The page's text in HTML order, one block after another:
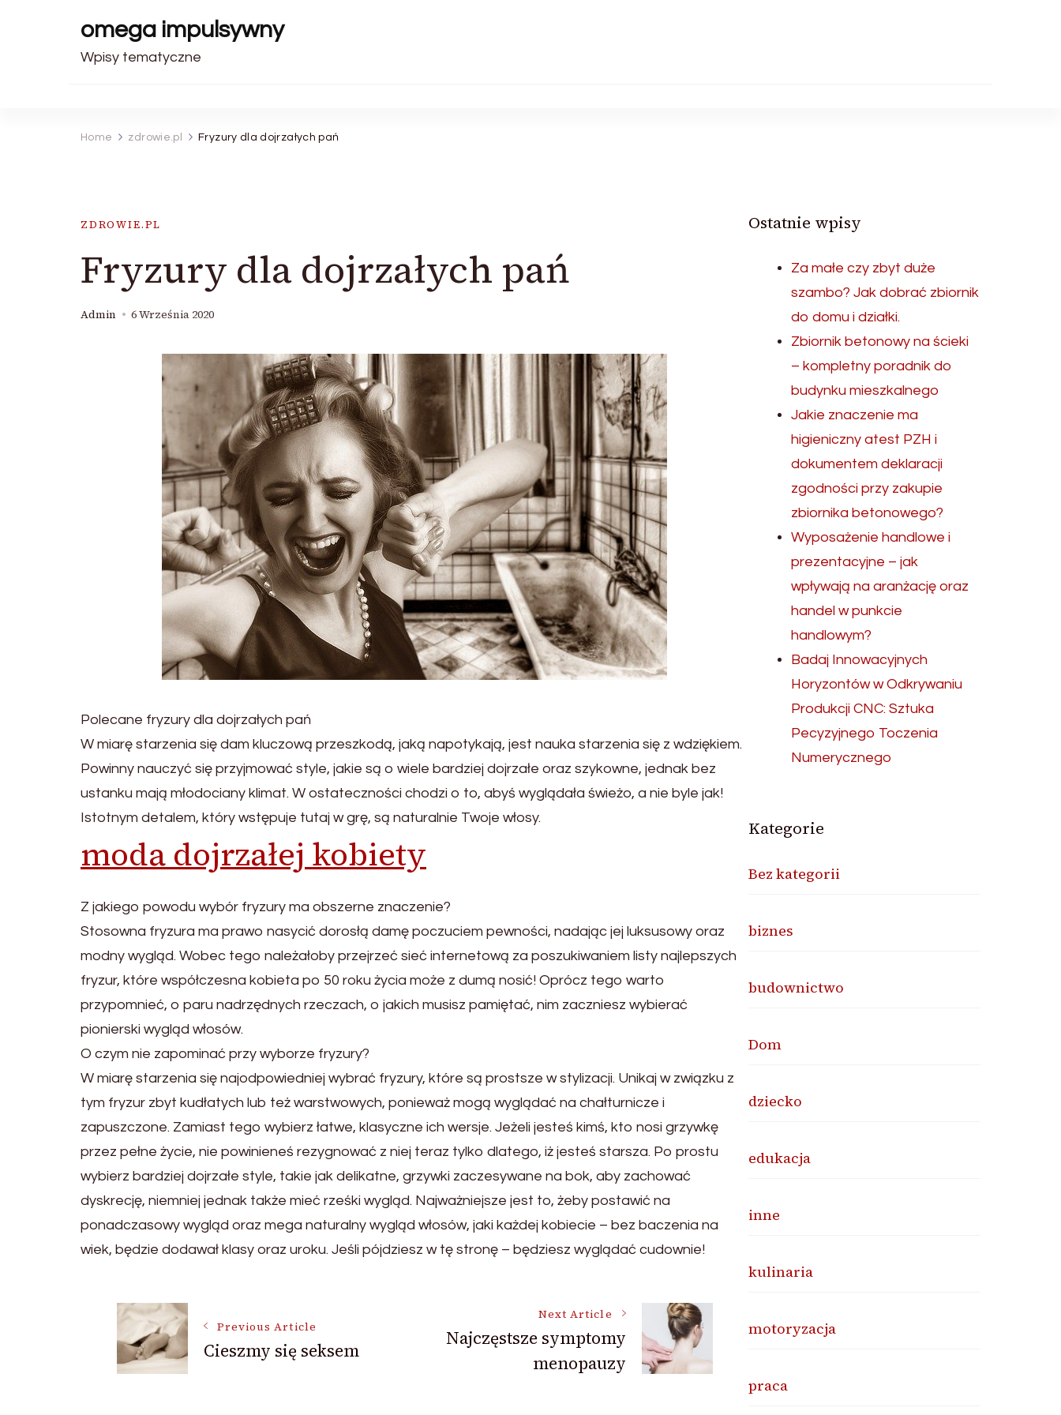
omega impulsywny
Wpisy tematyczne
Home zdrowie.pl Fryzury dla dojrzałych pań
ZDROWIE.PL
Fryzury dla dojrzałych pań
Admin 6 Września 2020
Polecane fryzury dla dojrzałych pań
W miarę starzenia się dam kluczową przeszkodą, jaką napotykają, jest nauka starzenia się z wdziękiem.
Powinny nauczyć się przyjmować style, jakie są o wiele bardziej dojrzałe oraz szykowne, jednak bez
ustanku mają młodociany klimat. W ostateczności chodzi o to, abyś wyglądała świeżo, a nie byle jak!
Istotnym detalem, który wstępuje tutaj w grę, są naturalnie Twoje włosy.
moda dojrzałej kobiety
Z jakiego powodu wybór fryzury ma obszerne znaczenie?
Stosowna fryzura ma prawo nasycić dorosłą damę poczuciem pewności, nadając jej luksusowy oraz
modny wygląd. Wobec tego należałoby przejrzeć sieć internetową za poszukiwaniem listy najlepszych
fryzur, które współczesna kobieta po 50 roku życia może z dumą nosić! Oprócz tego warto
przypomnieć, o paru nadrzędnych rzeczach, o jakich musisz pamiętać, nim zaczniesz wybierać
pionierski wygląd włosów.
O czym nie zapominać przy wyborze fryzury?
W miarę starzenia się najodpowiedniej wybrać fryzury, które są prostsze w stylizacji. Unikaj w związku z
tym fryzur zbyt kudłatych lub też warstwowych, ponieważ mogą wyglądać na chałturnicze i
zapuszczone. Zamiast tego wybierz łatwe, klasyczne ich wersje. Jeżeli jesteś kimś, kto nosi grzywkę
przez pełne życie, nie powinieneś rezygnować z niej teraz tylko dlatego, iż jesteś starsza. Po prostu
wybierz bardziej dojrzałe style, takie jak delikatne, grzywki zaczesywane na bok, aby zachować
dyskrecję, niemniej jednak także mieć rześki wygląd. Najważniejsze jest to, żeby postawić na
ponadczasowy wygląd oraz mega naturalny wygląd włosów, jaki każdej kobiecie – bez baczenia na
wiek, będzie dodawał klasy oraz uroku. Jeśli pójdziesz w tę stronę – będziesz wyglądać cudownie!
Post
Navigation
Previous Article
Cieszmy się seksem
Next Article
Najczęstsze symptomy
menopauzy
Ostatnie wpisy
Za małe czy zbyt duże
szambo? Jak dobrać zbiornik
do domu i działki.
Zbiornik betonowy na ścieki
– kompletny poradnik do
budynku mieszkalnego
Jakie znaczenie ma
higieniczny atest PZH i
dokumentem deklaracji
zgodności przy zakupie
zbiornika betonowego?
Wyposażenie handlowe i
prezentacyjne – jak
wpływają na aranżację oraz
handel w punkcie
handlowym?
Badaj Innowacyjnych
Horyzontów w Odkrywaniu
Produkcji CNC: Sztuka
Pecyzyjnego Toczenia
Numerycznego
Kategorie
Bez kategorii
biznes
budownictwo
Dom
dziecko
edukacja
inne
kulinaria
motoryzacja
praca